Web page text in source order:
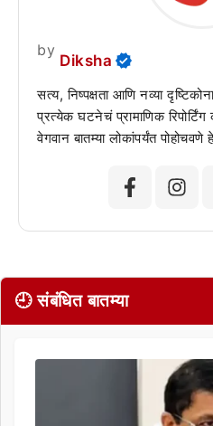
by
Diksha
सत्य, निष्पक्षता आणि नव्या
प्रत्येक घटनेचं प्रामाणिक
वेगवान बातम्या लोकांपर्यंत
🕘 संबंधित बातम्या